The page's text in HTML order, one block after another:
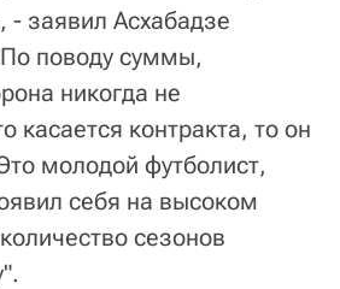
- заявил Асхабадзе
поводу суммы,
никогда не
касается контракта, то он
молодой футболист,
себя на высоком
сезонов